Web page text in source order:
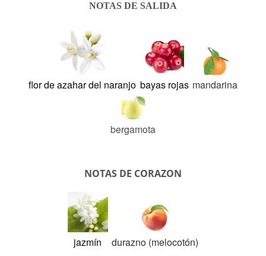
NOTAS DE SALIDA
flor de azahar del naranjo bayas rojas mandarina
bergamota
NOTAS DE CORAZON
jazmín durazno (melocotón)